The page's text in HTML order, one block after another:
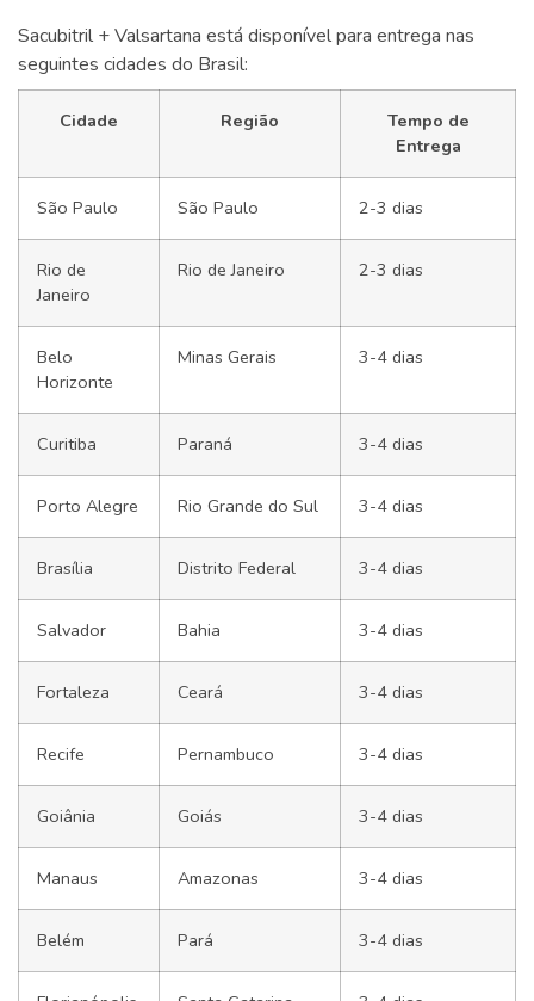
Sacubitril + Valsartana está disponível para entrega nas
seguintes cidades do Brasil:
Cidade Região
Tempo de
Entrega
São Paulo São Paulo 2-3 dias
Rio de
Janeiro
Rio de Janeiro 2-3 dias
Belo
Horizonte
Minas Gerais 3-4 dias
Curitiba Paraná 3-4 dias
Porto Alegre Rio Grande do Sul 3-4 dias
Brasília Distrito Federal 3-4 dias
Salvador Bahia 3-4 dias
Fortaleza Ceará 3-4 dias
Recife Pernambuco 3-4 dias
Goiânia Goiás 3-4 dias
Manaus Amazonas 3-4 dias
Belém Pará 3-4 dias